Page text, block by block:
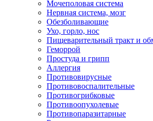
Мочеполовая система
Нервная система, мозг
Обезболивающие
Ухо, горло, нос
Пищеварительный тракт и
Геморрой
Простуда и грипп
Аллергия
Противовирусные
Противовоспалительные
Противогрибковые
Противоопухолевые
Противопаразитарные